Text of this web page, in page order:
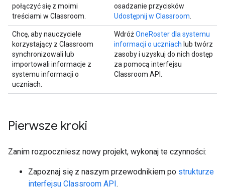
połączyć się z moimi
treściami w Classroom.
osadzanie przycisków
Udostępnij w Classroom
Chcę, aby nauczyciele
korzystający z Classroom
synchronizowali lub
importowali informacje z
systemu informacji o
uczniach.
WdróżOneRoster dla systemu
informacji o uczniach lub twórz
zasoby i uzyskuj do nich dostęp
za pomocą interfejsu
Classroom API.
Pierwsze kroki
Zanim rozpoczniesz nowy projekt, wykonaj te czynności:
Zapoznaj się z naszym przewodnikiem po strukturze
interfejsu Classroom API.